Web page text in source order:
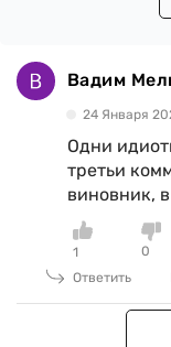
Вадим
24 Января
Одни
третьи
виновник,
1
0
Ответить